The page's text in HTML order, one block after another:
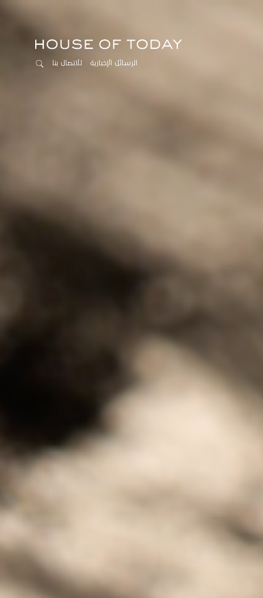
الرسائل الإخبارية للاتصال بنا